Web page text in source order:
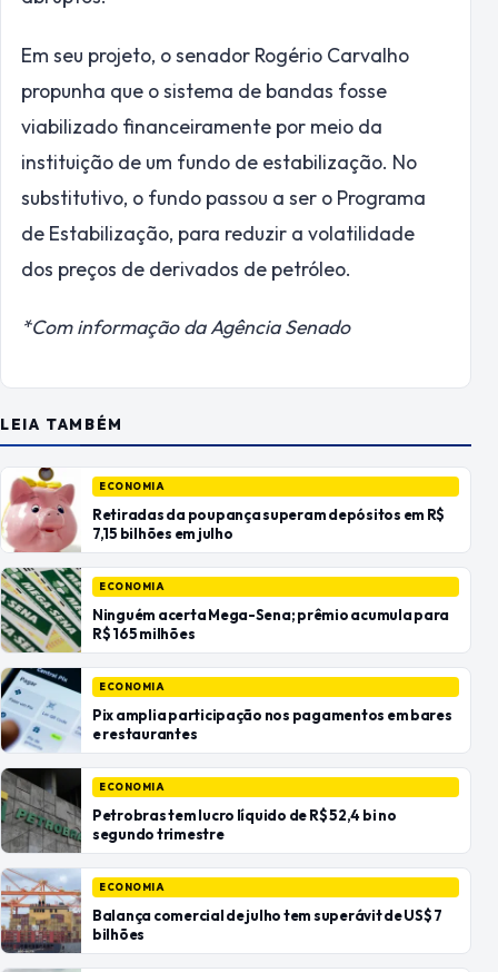
Em seu projeto, o senador Rogério Carvalho
propunha que o sistema de bandas fosse
viabilizado financeiramente por meio da
instituição de um fundo de estabilização. No
substitutivo, o fundo passou a ser o Programa
de Estabilização, para reduzir a volatilidade
dos preços de derivados de petróleo.
*Com informação da Agência Senado
LEIA TAMBÉM
ECONOMIA
Retiradas da poupança superam depósitos em R$
7,15 bilhões em julho
ECONOMIA
Ninguém acerta Mega-Sena; prêmio acumula para
R$ 165 milhões
ECONOMIA
Pix amplia participação nos pagamentos em bares
e restaurantes
ECONOMIA
Petrobras tem lucro líquido de R$ 52,4 bi no
segundo trimestre
ECONOMIA
Balança comercial de julho tem superávit de US$ 7
bilhões